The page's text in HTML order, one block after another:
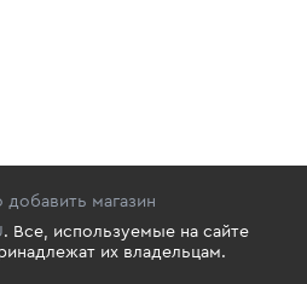
добавить магазин
. Все, используемые на сайте
их владельцам.